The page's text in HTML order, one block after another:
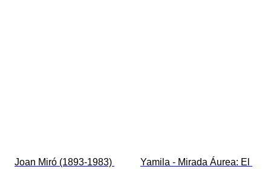
Joan Miró (1893-1983) Yamila - Mirada Áurea: El